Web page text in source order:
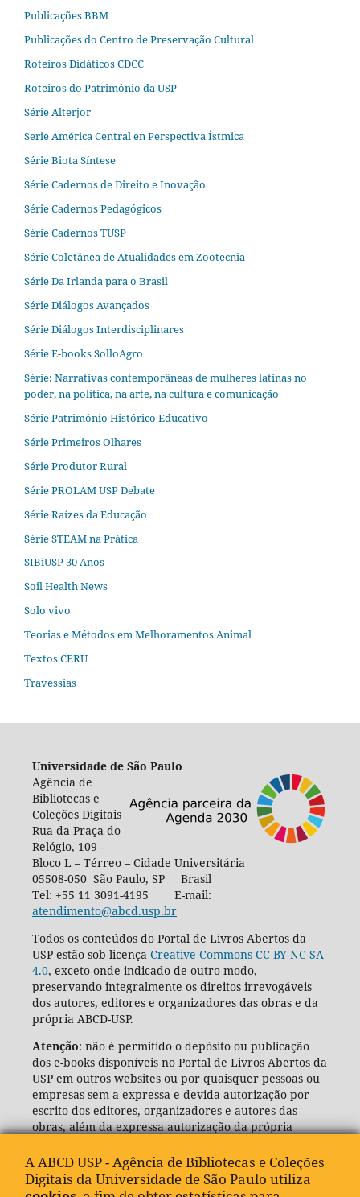
Publicações BBM
Publicações do Centro de Preservação Cultural
Roteiros Didáticos CDCC
Roteiros do Patrimônio da USP
Série Alterjor
Serie América Central en Perspectiva Ístmica
Série Biota Síntese
Série Cadernos de Direito e Inovação
Série Cadernos Pedagógicos
Série Cadernos TUSP
Série Coletânea de Atualidades em Zootecnia
Série Da Irlanda para o Brasil
Série Diálogos Avançados
Série Diálogos Interdisciplinares
Série E-books SolloAgro
Série: Narrativas contemporâneas de mulheres latinas no
poder, na política, na arte, na cultura e comunicação
Série Patrimônio Histórico Educativo
Série Primeiros Olhares
Série Produtor Rural
Série PROLAM USP Debate
Série Raízes da Educação
Série STEAM na Prática
SIBiUSP 30 Anos
Soil Health News
Solo vivo
Teorias e Métodos em Melhoramentos Animal
Textos CERU
Travessias
Universidade de São Paulo
Agência de
Bibliotecas e
Coleções Digitais
Rua da Praça do
Relógio, 109 -
Bloco L – Térreo – Cidade Universitária
05508-050 São Paulo, SP Brasil
Tel: +55 11 3091-4195 E-mail:
atendimento@abcd.usp.br
Todos os conteúdos do Portal de Livros Abertos da
USP estão sob licença Creative Commons CC-BY-NC-SA
4.0, exceto onde indicado de outro modo,
preservando integralmente os direitos irrevogáveis
dos autores, editores e organizadores das obras e da
própria ABCD-USP.
Atenção: não é permitido o depósito ou publicação
dos e-books disponíveis no Portal de Livros Abertos da
USP em outros websites ou por quaisquer pessoas ou
empresas sem a expressa e devida autorização por
escrito dos editores, organizadores e autores das
obras, além da expressa autorização da própria
(ABCD-USP).
A ABCD USP - Agência de Bibliotecas e Coleções
Digitais da Universidade de São Paulo utiliza